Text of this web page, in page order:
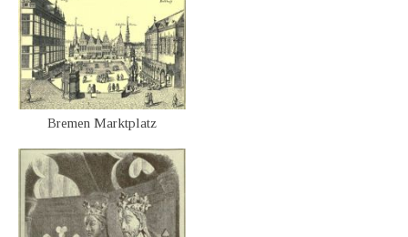
Bremen Marktplatz